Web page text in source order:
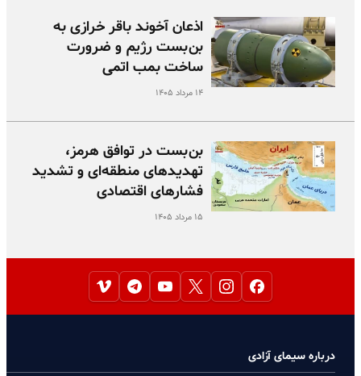
اذعان آخوند باقر خرازی به
بن‌بست رژیم و ضرورت
ساخت بمب اتمی
۱۴ مرداد ۱۴۰۵
بن‌بست در توافق هرمز،
تهدیدهای منطقه‌ای و تشدید
فشارهای اقتصادی
۱۵ مرداد ۱۴۰۵
درباره سیمای آزادی